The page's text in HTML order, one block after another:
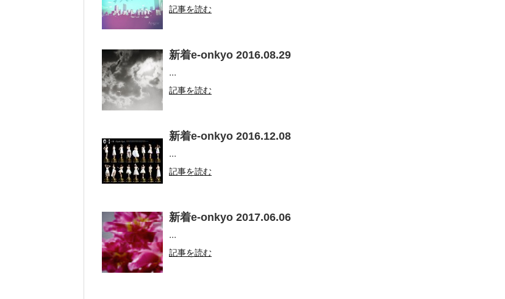
記事を読む
新着e-onkyo 2016.08.29
...
記事を読む
新着e-onkyo 2016.12.08
...
記事を読む
新着e-onkyo 2017.06.06
...
記事を読む